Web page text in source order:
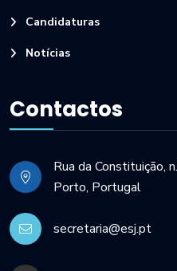
Candidaturas
Notícias
Contactos
Rua da Constituição,
Porto, Portugal
secretaria@esj.pt